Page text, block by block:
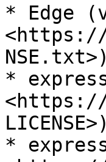
* Edge
<https://
NSE.txt>)
*
<https://
LICENSE>)
*